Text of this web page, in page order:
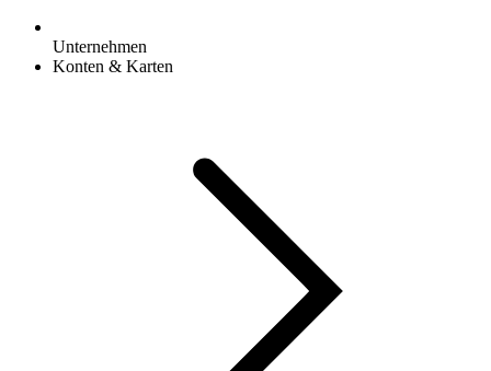
Unternehmen
Konten & Karten